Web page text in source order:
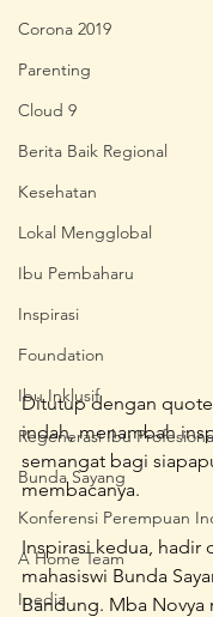
Corona 2019
Parenting
Cloud 9
Berita Baik Regional
Kesehatan
Lokal Mengglobal
Ibu Pembaharu
Inspirasi
Foundation
Ibu Inklusif
Regenerasi Ibu
Bunda Sayang
Konferensi Perempuan
A Home Team
Ipedia
Ditutup dengan
indah, menambah
semangat bagi
membacanya.
Inspirasi kedua, hadir
mahasiswi Bunda
Bandung. Mba Novya